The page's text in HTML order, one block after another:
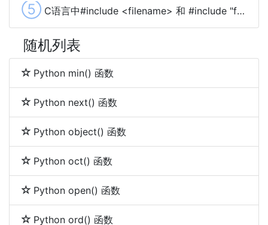
⑤ C语言中#include <filename> 和 #include "filename"的区别
随机列表
Python min() 函数
Python next() 函数
Python object() 函数
Python oct() 函数
Python open() 函数
Python ord() 函数